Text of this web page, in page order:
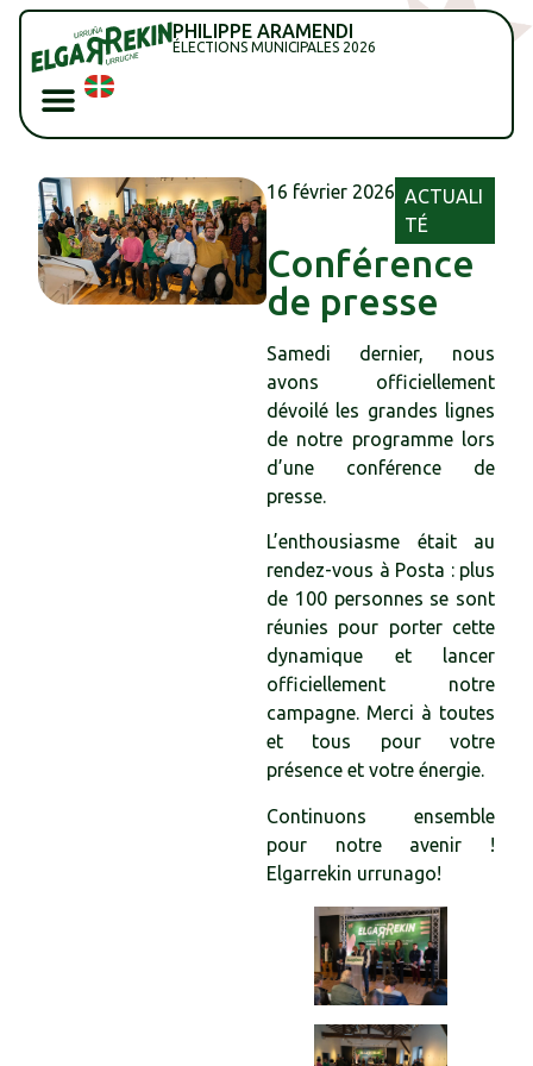
PHILIPPE ARAMENDI
ÉLECTIONS MUNICIPALES 2026
16 février 2026 ACTUALI
TÉ
Conférence
de presse
Samedi dernier, nous
avons officiellement
dévoilé les grandes lignes
de notre programme lors
d’une conférence de
presse.
L’enthousiasme était au
rendez-vous à Posta : plus
de 100 personnes se sont
réunies pour porter cette
dynamique et lancer
officiellement notre
campagne. Merci à toutes
et tous pour votre
présence et votre énergie.
Continuons ensemble
pour notre avenir !
Elgarrekin urrunago!